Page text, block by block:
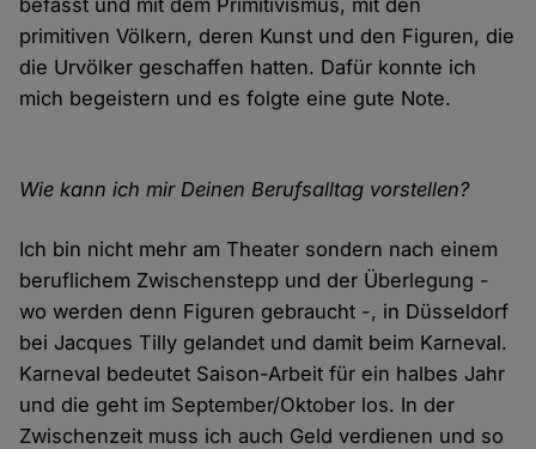
primitiven Völkern, deren Kunst und den Figuren, die
die Urvölker geschaffen hatten. Dafür konnte ich
mich begeistern und es folgte eine gute Note.
Wie kann ich mir Deinen Berufsalltag vorstellen?
Ich bin nicht mehr am Theater sondern nach einem
beruflichem Zwischenstepp und der Überlegung -
wo werden denn Figuren gebraucht -, in Düsseldorf
bei Jacques Tilly gelandet und damit beim Karneval.
Karneval bedeutet Saison-Arbeit für ein halbes Jahr
und die geht im September/Oktober los. In der
Zwischenzeit muss ich auch Geld verdienen und so